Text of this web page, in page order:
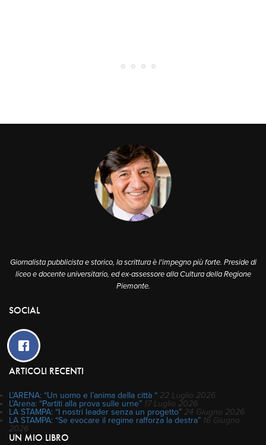
Giornalista pubblicista e storico, la scrittura è l'impegno più forte. Preside di
liceo e docente universitario, ed ex-assessore alla Cultura della Regione
Piemonte.
SOCIAL
ARTICOLI RECENTI
L’ARENA: “Un uomo e l’anima della città “ 22 Luglio 2026
L’Arena: “Partiti alla prova sulle urne” 17 Luglio 2026
LA STAMPA: “I nostri leader senza un progetto” 24 Giugno 2026
LA STAMPA: “Se evocare il regime rafforza la destra” 16 Giugno
2026
UN MIO LIBRO